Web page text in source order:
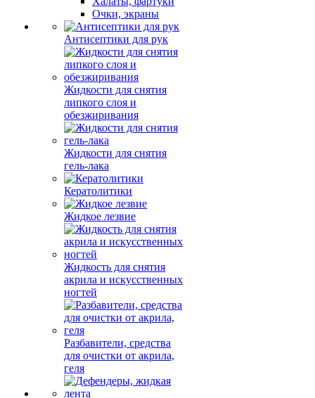
Очки, экраны
Антисептики для рук
Жидкости для снятия
липкого слоя и
обезжиривания
Жидкости для снятия
гель-лака
Кератолитики
Жидкое лезвие
Жидкость для снятия
акрила и искусственных
ногтей
Разбавители, средства
для очистки от акрила,
геля